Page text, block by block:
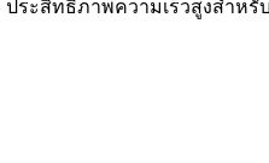
ประสิทธิภาพความเร็วสูงสำหรั